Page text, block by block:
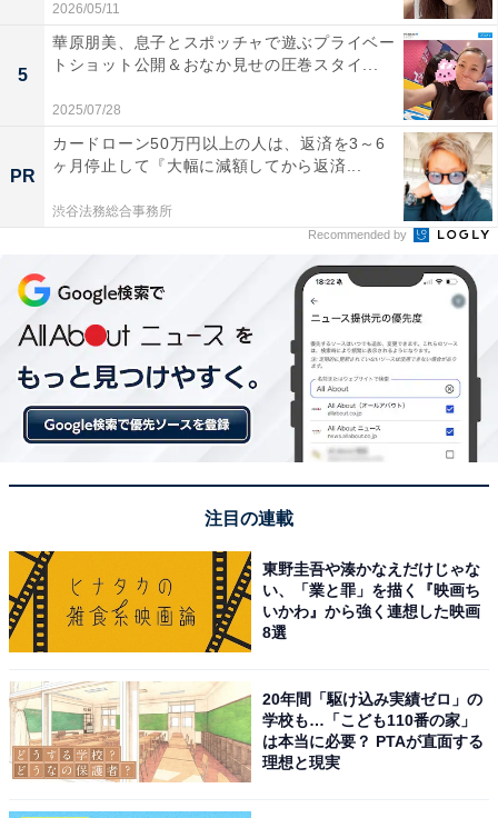
2026/05/11
5
華原朋美、息子とスポッチャで遊ぶプライベー
トショット公開＆おなか見せの圧巻スタイ...
2025/07/28
PR
カードローン50万円以上の人は、返済を3～6
ヶ月停止して『大幅に減額してから返済...
渋谷法務総合事務所
Recommended by
注目の連載
東野圭吾や湊かなえだけじゃな
い、「業と罪」を描く『映画ち
いかわ』から強く連想した映画
8選
20年間「駆け込み実績ゼロ」の
学校も…「こども110番の家」
は本当に必要？ PTAが直面する
理想と現実